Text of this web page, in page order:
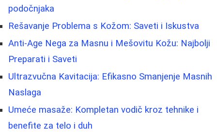
podočnjaka
Rešavanje Problema s Kožom: Saveti i Iskustva
Anti-Age Nega za Masnu i Mešovitu Kožu: Najbolji
Preparati i Saveti
Ultrazvučna Kavitacija: Efikasno Smanjenje Masnih
Naslaga
Umeće masaže: Kompletan vodič kroz tehnike i
benefite za telo i duh